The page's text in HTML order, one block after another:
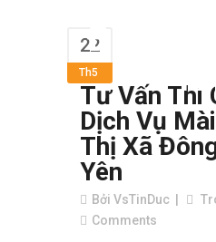
Đông
22
Th5
Tư Vấn Thi
Dịch Vụ
Thị Xã
Yên
Bởi VsTinDuc
Comments